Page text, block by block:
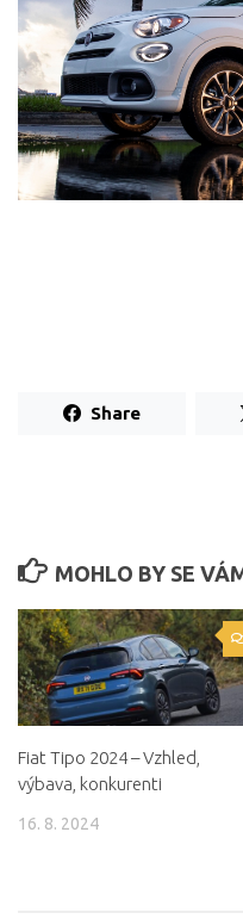
Share
MOHLO BY SE
Fiat Tipo 2024 – Vzhled,
výbava, konkurenti
16. 8. 2024